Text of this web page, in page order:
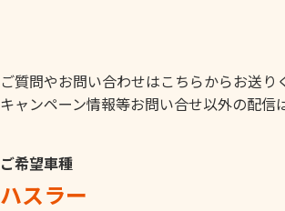
ご質問やお問い合わせはこちらからお送り
キャンペーン情報等お問い合せ以外の配信
ご希望車種
ハスラー